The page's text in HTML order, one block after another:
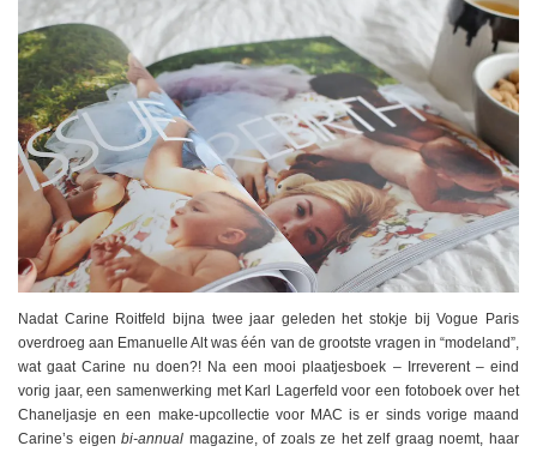
Nadat Carine Roitfeld bijna twee jaar geleden het stokje bij Vogue Paris
overdroeg aan Emanuelle Alt was één van de grootste vragen in “modeland”,
wat gaat Carine nu doen?! Na een mooi plaatjesboek – Irreverent – eind
vorig jaar, een samenwerking met Karl Lagerfeld voor een fotoboek over het
Chaneljasje en een make-upcollectie voor MAC is er sinds vorige maand
Carine’s eigenbi-annual magazine, of zoals ze het zelf graag noemt, haar